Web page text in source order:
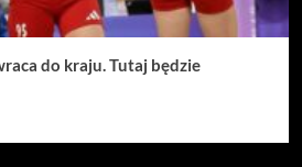
do kraju. Tutaj będzie